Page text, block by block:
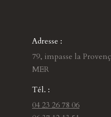
Adresse :
79, impasse la
MER
Tél. :
04 23 26 78 06